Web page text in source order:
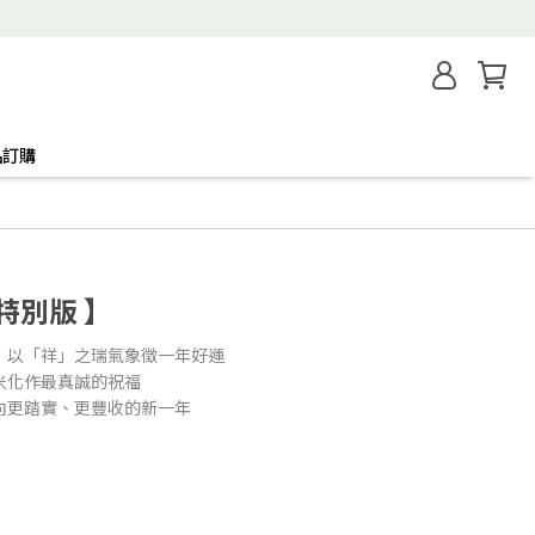
購
版 】
「祥」之瑞氣象徵一年好運
化作最真誠的祝福
踏實、更豐收的新一年